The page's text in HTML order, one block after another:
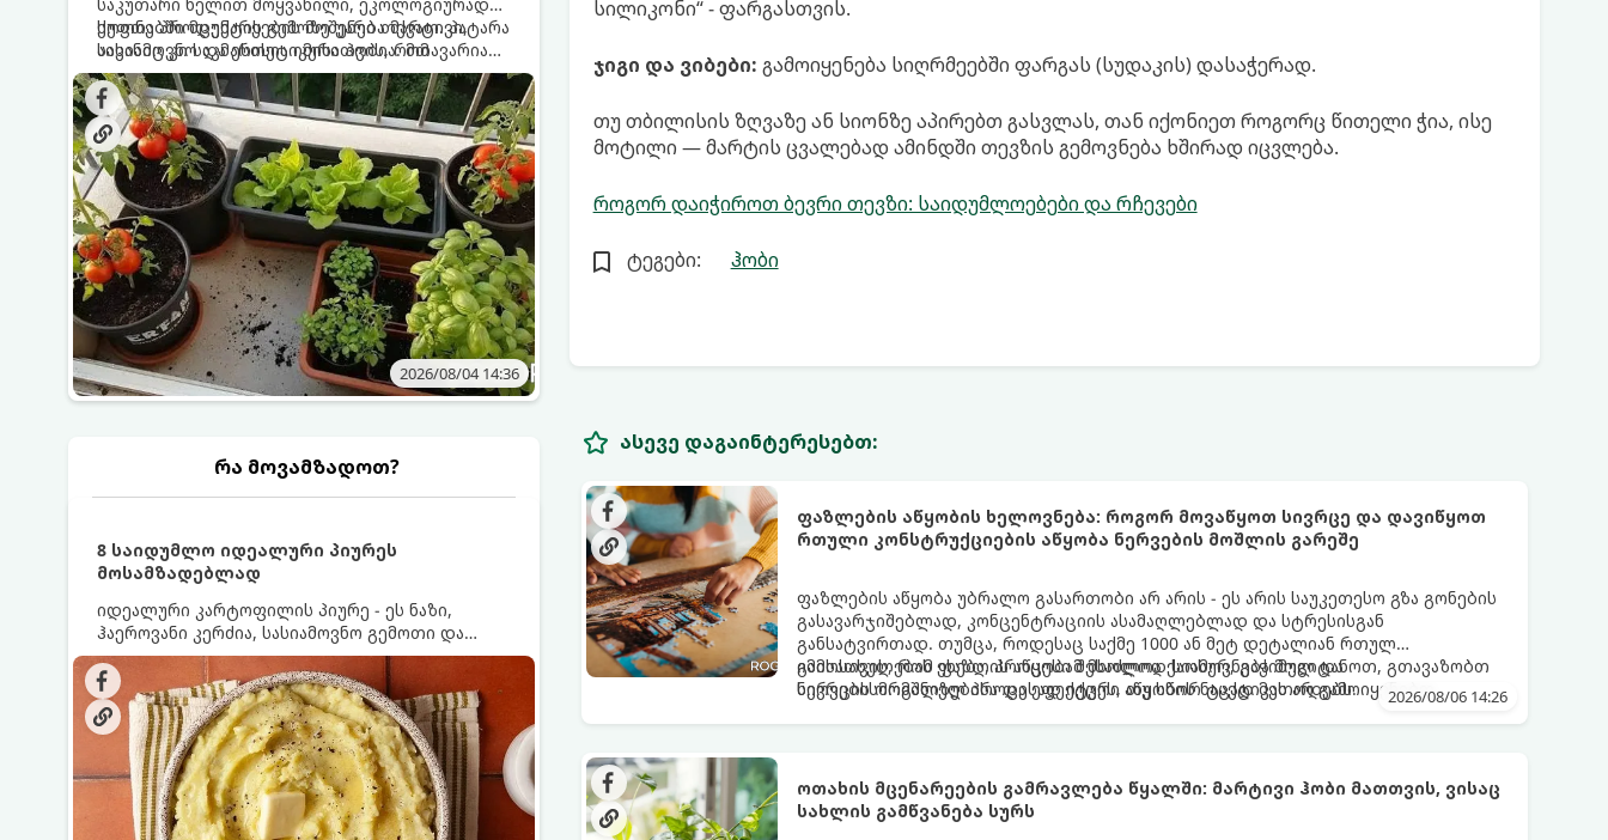
სუფთა პროდუქტის გემოზე უარი თქვათ. პატარა
აივანიც კი საკმარისია იმისათვის, რომ
მოიწყოთ მინი-ბოსტანი, საიდანაც
ყოველდღიურად ახალ, არომატულ მწვანილსა
და ბოსტნეულს მოკრეფთ.
ქოთნებში მცენარეების მოშენება მარტივი,
სასიამოვნო და ესთეტიკური ჰობია. მთავარია
იცოდეთ, რომელი კულტურები ეგუებიან
ქოთნის პირობებს ყველაზე კარგად და როგორ
მოუაროთ მათ სწორად.
2026/08/04 14:36
რა მოვამზადოთ?
8 საიდუმლო იდეალური პიურეს
მოსამზადებლად
იდეალური კარტოფილის პიურე - ეს ნაზი,
ჰაეროვანი კერძია, სასიამოვნო გემოთი და
ნაღების-მოყვითალო ფერით. მისი მომზადება
ძალიან მარტივია, მაგრამ არსებობს რამდენიმე
საიდუმლო, რომლებიც უნდა იცოდეთ, რომ
პიურე იდეალურად გემრიელი გამოვიდეს.
სილიკონი“ - ფარგასთვის.
ჯიგი და ვიბები: გამოიყენება სიღრმეებში ფარგას (სუდაკის) დასაჭერად.
თუ თბილისის ზღვაზე ან სიონზე აპირებთ გასვლას, თან იქონიეთ როგორც წითელი ჭია, ისე
მოტილი — მარტის ცვალებად ამინდში თევზის გემოვნება ხშირად იცვლება.
როგორ დაიჭიროთ ბევრი თევზი: საიდუმლოებები და რჩევები
ტეგები: ჰობი
ასევე დაგაინტერესებთ:
ფაზლების აწყობის ხელოვნება: როგორ მოვაწყოთ სივრცე და დავიწყოთ
რთული კონსტრუქციების აწყობა ნერვების მოშლის გარეშე
ფაზლების აწყობა უბრალო გასართობი არ არის - ეს არის საუკეთესო გზა გონების
გასავარჯიშებლად, კონცენტრაციის ასამაღლებლად და სტრესისგან
განსატვირთად. თუმცა, როდესაც საქმე 1000 ან მეტ დეტალიან რთულ
გამოსახულებას ეხება, პროცესი შესაძლოა ქაოსურ, გაჭიმულ და
ნერვებისმომშლელ პროცესად იქცეს, თუ სწორ ტაქტიკას არ გამოიყენებთ.
იმისათვის, რომ ფაზლის აწყობამ მხოლოდ სიამოვნება მოგიტანოთ, გთავაზობთ
სივრცის ორგანიზებისა და ეფექტური აწყობის ნაცად მეთოდებს.
2026/08/06 14:26
ოთახის მცენარეების გამრავლება წყალში: მარტივი ჰობი მათთვის, ვისაც
სახლის გამწვანება სურს